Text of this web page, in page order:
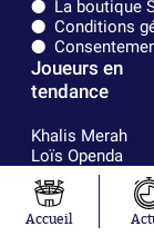
La boutique
Conditions
Joueurs en
tendance
Khalis Merah
Loïs Openda
Moussa
Niakhaté
Nicolás
Accueil